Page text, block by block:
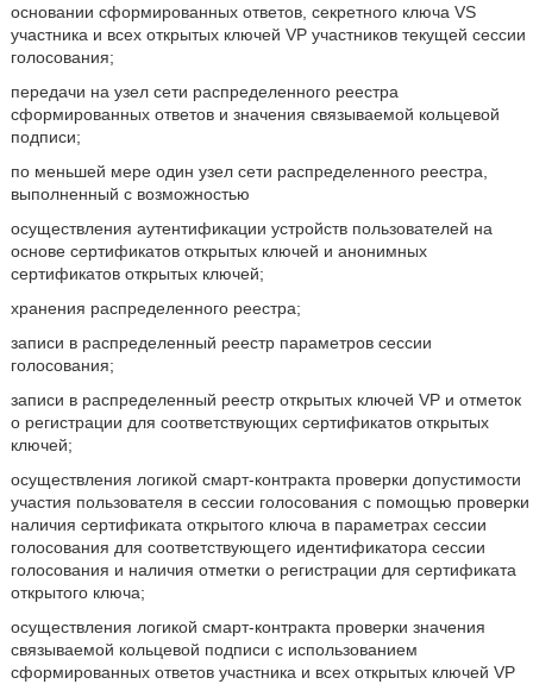
основании сформированных ответов, секретного ключа VS
участника и всех открытых ключей VP участников текущей сессии
голосования;
передачи на узел сети распределенного реестра
сформированных ответов и значения связываемой кольцевой
подписи;
по меньшей мере один узел сети распределенного реестра,
выполненный с возможностью
осуществления аутентификации устройств пользователей на
основе сертификатов открытых ключей и анонимных
сертификатов открытых ключей;
хранения распределенного реестра;
записи в распределенный реестр параметров сессии
голосования;
записи в распределенный реестр открытых ключей VP и отметок
о регистрации для соответствующих сертификатов открытых
ключей;
осуществления логикой смарт-контракта проверки допустимости
участия пользователя в сессии голосования с помощью проверки
наличия сертификата открытого ключа в параметрах сессии
голосования для соответствующего идентификатора сессии
голосования и наличия отметки о регистрации для сертификата
открытого ключа;
осуществления логикой смарт-контракта проверки значения
связываемой кольцевой подписи с использованием
сформированных ответов участника и всех открытых ключей VP